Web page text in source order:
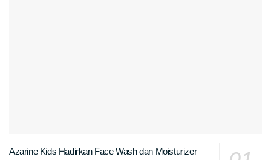
Azarine Kids Hadirkan Face Wash dan Moisturizer